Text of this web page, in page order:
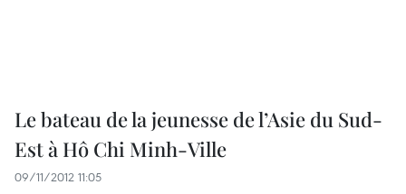
Le bateau de la jeunesse de l’Asie du Sud-
Est à Hô Chi Minh-Ville
09/11/2012 11:05